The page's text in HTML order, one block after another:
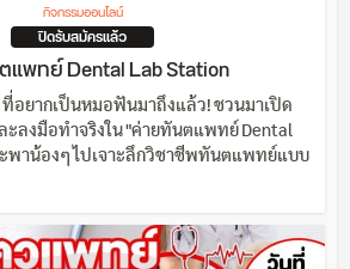
กิจกรรมออนไลน์
ปิดรับสมัครแล้ว
พทย์ Dental Lab Station
ที่อยากเป็นหมอฟันมาถึงแล้ว! ชวนมาเปิด
ะลงมือทำจริงใน "ค่ายทันตแพทย์ Dental
พาน้องๆ ไปเจาะลึกวิชาชีพทันตแพทย์แบบ